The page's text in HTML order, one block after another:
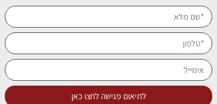
לתיאום פגישה לחצו כאן